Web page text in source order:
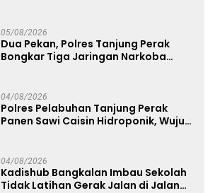
05/08/2026
Dua Pekan, Polres Tanjung Perak
Bongkar Tiga Jaringan Narkoba
04/08/2026
Polres Pelabuhan Tanjung Perak
Panen Sawi Caisin Hidroponik, Wujud
04/08/2026
Kadishub Bangkalan Imbau Sekolah
Tidak Latihan Gerak Jalan di Jalan